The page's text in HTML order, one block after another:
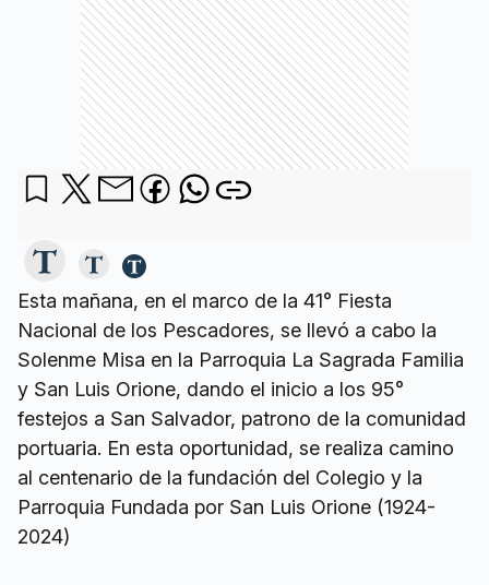
Esta mañana, en el marco de la 41° Fiesta
Nacional de los Pescadores, se llevó a cabo la
Solenme Misa en la Parroquia La Sagrada Familia
y San Luis Orione, dando el inicio a los 95°
festejos a San Salvador, patrono de la comunidad
portuaria. En esta oportunidad, se realiza camino
al centenario de la fundación del Colegio y la
Parroquia Fundada por San Luis Orione (1924-
2024)